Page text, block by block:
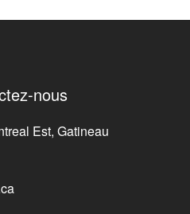
nous
Est, Gatineau